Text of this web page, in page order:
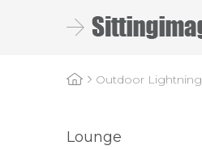
Outdoor Lightning
Lounge